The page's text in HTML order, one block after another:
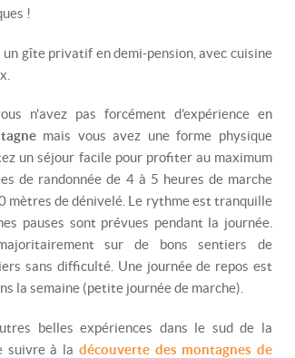
!
gîte privatif en demi-pension, avec cuisine
n'avez pas forcément d’expérience en
mais vous avez une forme physique
un séjour facile pour profiter au maximum
de randonnée de 4 à 5 heures de marche
mètres de dénivelé. Le rythme est tranquille
pauses sont prévues pendant la journée.
sur de bons sentiers de
sans difficulté. Une journée de repos est
la semaine (petite journée de marche).
belles expériences dans le sud de la
suivre à la découverte des montagnes de